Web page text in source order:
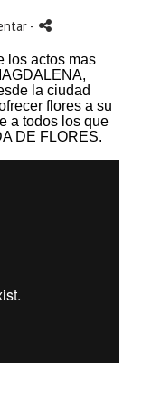
-
los actos mas
la ciudad
flores a su
a todos los que
DE FLORES.